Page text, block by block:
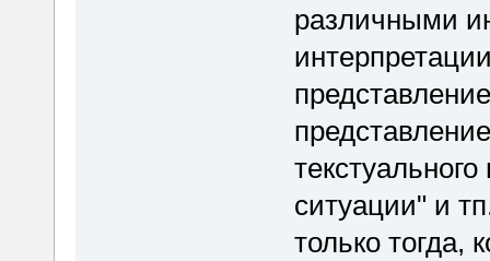
различными
ситуации" и
только тогда,